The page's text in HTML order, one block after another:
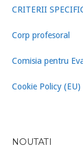
CRITERII
Corp profesoral
Comisia pentru
Cookie Policy (EU)
NOUTATI